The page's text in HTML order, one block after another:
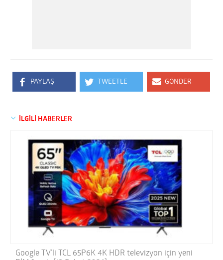
PAYLAŞ TWEETLE GÖNDER
İLGİLİ HABERLER
Google TV’li TCL 65P6K 4K HDR televizyon için yeni